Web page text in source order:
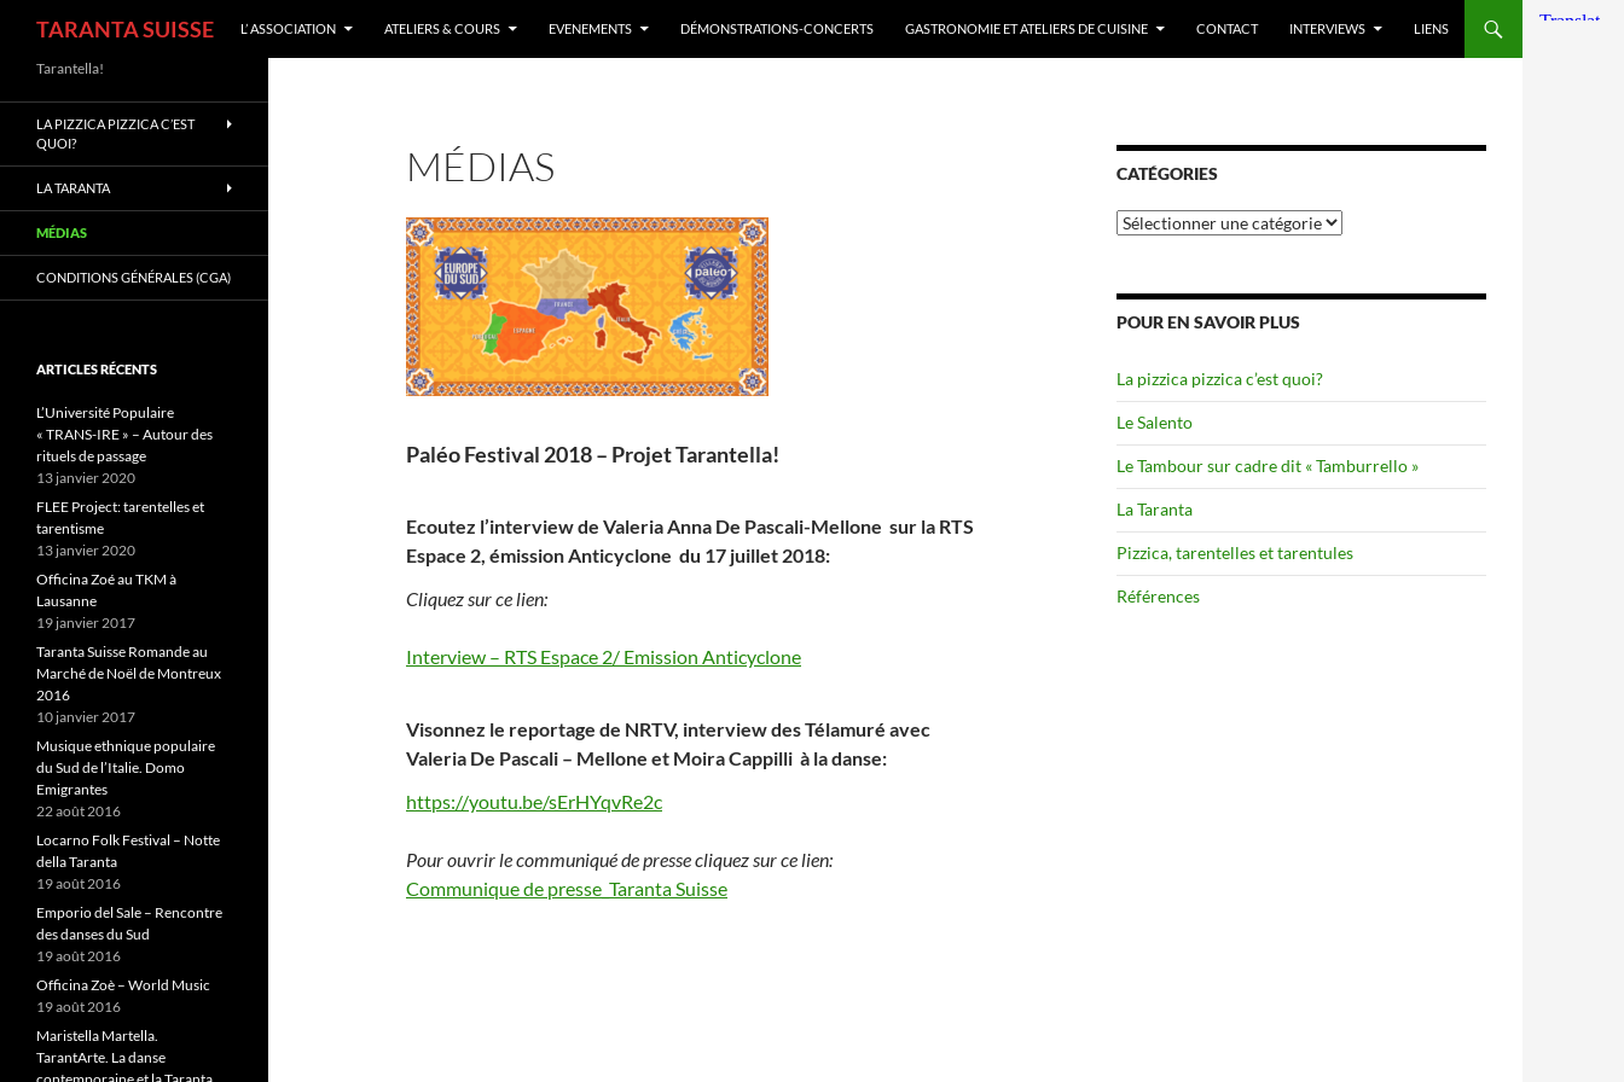
Aller
au
contenu
TARANTA SUISSE L’ ASSOCIATION ATELIERS & COURS EVENEMENTS DÉMONSTRATIONS-CONCERTS GASTRONOMIE ET ATELIERS DE CUISINE CONTACT INTERVIEWS LIENS
MÉDIAS
Paléo Festival 2018 – Projet Tarantella!
Ecoutez l’interview de Valeria Anna De Pascali-Mellone sur la RTS
Espace 2, émission Anticyclone du 17 juillet 2018:
Cliquez sur ce lien:
Interview – RTS Espace 2/ Emission Anticyclone
Visonnez le reportage de NRTV, interview des Télamuré avec
Valeria De Pascali – Mellone et Moira Cappilli à la danse:
https://youtu.be/sErHYqvRe2c
Pour ouvrir le communiqué de presse cliquez sur ce lien:
Communique de presse_Taranta Suisse
CATÉGORIES
Catégories
POUR EN SAVOIR PLUS
La pizzica pizzica c’est quoi?
Le Salento
Le Tambour sur cadre dit « Tamburrello »
La Taranta
Pizzica, tarentelles et tarentules
Références
Tarantella!
LA PIZZICA PIZZICA C’EST
QUOI?
LA TARANTA
MÉDIAS
CONDITIONS GÉNÉRALES (CGA)
ARTICLES RÉCENTS
L’Université Populaire
« TRANS-IRE » – Autour des
rituels de passage
13 janvier 2020
FLEE Project: tarentelles et
tarentisme
13 janvier 2020
Officina Zoé au TKM à
Lausanne
19 janvier 2017
Taranta Suisse Romande au
Marché de Noël de Montreux
2016
10 janvier 2017
Musique ethnique populaire
du Sud de l’Italie. Domo
Emigrantes
22 août 2016
Locarno Folk Festival – Notte
della Taranta
19 août 2016
Emporio del Sale – Rencontre
des danses du Sud
19 août 2016
Officina Zoè – World Music
19 août 2016
Maristella Martella.
TarantArte. La danse